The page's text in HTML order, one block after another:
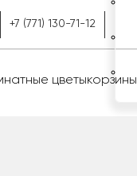
+7 (771) 130-71-12
цветыкорзины